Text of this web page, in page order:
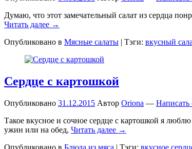
Думаю, что этот замечательный салат из сердца
Читать далее →
Опубликовано в Мясные салаты | Тэги: вкусный
Сердце с картошкой
Опубликовано 31.12.2015 Автор Oriona — Написать
Такое вкусное и сочное сердце с картошкой я
ужин или на обед, Читать далее →
Опубликовано в Блюда из мяса | Тэги: вкусное